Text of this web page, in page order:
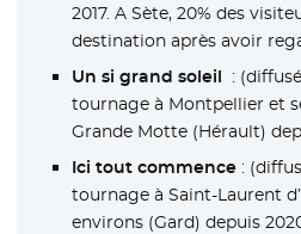
2017. A Sète, 20% des
destination après avoir
Un si grand soleil :
tournage à Montpellier et
Grande Motte (Hérault)
Ici tout commence:
tournage à Saint-Laurent
environs (Gard) depuis